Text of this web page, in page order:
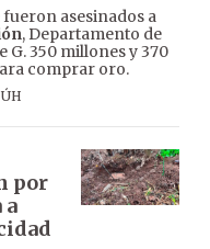
asesinados a
, Departamento de
350 millones y 370
comprar oro.
por
a